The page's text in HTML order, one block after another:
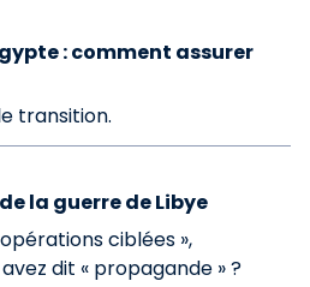
: comment assurer
transition.
la guerre de Libye
opérations ciblées »,
dit « propagande » ?